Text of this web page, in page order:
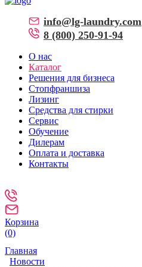
info@lg-laundry.com
8 (800) 250-91-94
О нас
Каталог
Решения для бизнеса
Стопфраншиза
Лизинг
Средства для стирки
Сервис
Обучение
Дилерам
Оплата и доставка
Контакты
Корзина
(0)
Главная
Новости